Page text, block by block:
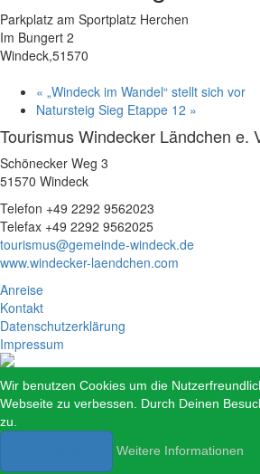
Parkplatz am Sportplatz Herchen
Im Bungert 2
Windeck,51570
« „Windeck im Wandel“ stellt sich vor
Natursteig Sieg Etappe 12 »
Tourismus Windecker Ländchen e.
Schönecker Weg 3
51570 Windeck
Telefon +49 2292 9562023
Telefax +49 2292 9562025
tourismus@gemeinde-windeck.de
www.windecker-laendchen.com
Anreise
Kontakt
Datenschutzerklärung
Impressum
Wir benutzen Cookies um die
Webseite zu verbessen. Durch Deinen
zu.
Weitere Informationen